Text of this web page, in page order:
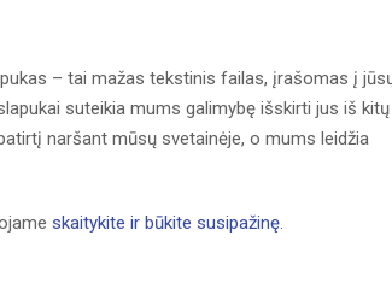
– tai mažas tekstinis failas, įrašomas į
suteikia mums galimybę išskirti jus iš kitų
naršant mūsų svetainėje, o mums leidžia
skaitykite ir būkite susipažinę.